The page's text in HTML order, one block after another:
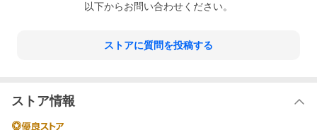
以下からお問い合わせください。
ストアに質問を投稿する
ストア情報